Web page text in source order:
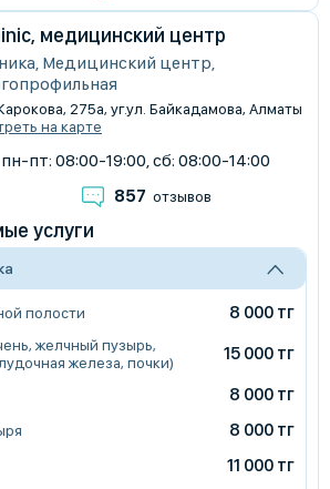
медицинский центр
Медицинский центр,
275а, уг.ул. Байкадамова, Алматы
на карте
пн-пт: 08:00-19:00, сб: 08:00-14:00
857 отзывов
услуги
полости 8 000 тг
желчный пузырь,
железа, почки)
15 000 тг
8 000 тг
8 000 тг
11 000 тг